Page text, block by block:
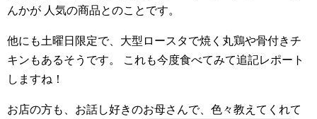
んかが 人気の商品とのことです。
他にも土曜日限定で、大型ロースタで焼く丸鶏や骨付きチ
キンもあるそうです。
これも今度食べてみて追記レポート
しますね！
お店の方も、お話し好きのお母さんで、色々教えてくれて